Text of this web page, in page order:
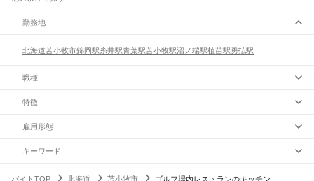
勤務地
北海道苫小牧市錦岡駅糸井駅青葉駅苫小牧駅沼ノ端駅植苗駅勇払駅
職種
特徴
雇用形態
キーワード
バイトTOP 北海道 苫小牧市 ゴルフ場内レストランのキッチン